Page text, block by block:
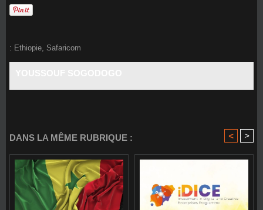
: Ethiopie, Safaricom
DANS LA MÊME RUBRIQUE : < >